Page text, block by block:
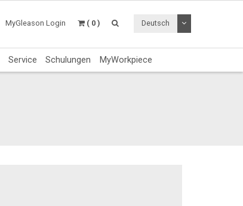
MyGleason Login ( 0 ) Deutsch Dropdown
Service Schulungen MyWorkpiece